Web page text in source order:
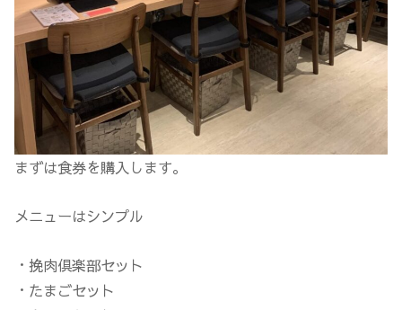
まずは食券を購入します。
メニューはシンプル
・挽肉倶楽部セット
・たまごセット